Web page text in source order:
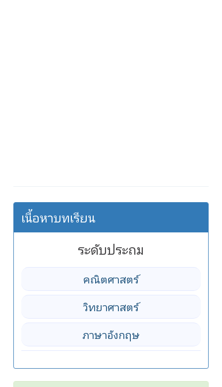
เนื้อหาบทเรียน
ระดับประถม
คณิตศาสตร์
วิทยาศาสตร์
ภาษาอังกฤษ